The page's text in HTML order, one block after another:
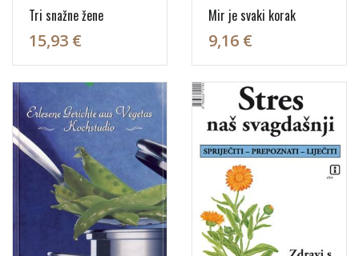
Tri snažne žene
15,93 €
Mir je svaki korak
9,16 €